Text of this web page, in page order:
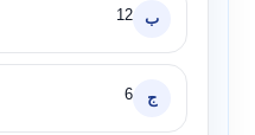
ب 12
ج 6